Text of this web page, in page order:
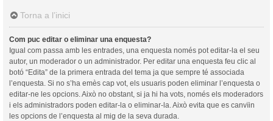
Torna a l’inici
Com puc editar o eliminar una enquesta?
Igual com passa amb les entrades, una enquesta només pot editar-la el seu
autor, un moderador o un administrador. Per editar una enquesta feu clic al
botó “Edita” de la primera entrada del tema ja que sempre té associada
l’enquesta. Si no s’ha emès cap vot, els usuaris poden eliminar l’enquesta o
editar-ne les opcions. Això no obstant, si ja hi ha vots, només els moderadors
i els administradors poden editar-la o eliminar-la. Això evita que es canvïin
les opcions de l’enquesta al mig de la seva durada.